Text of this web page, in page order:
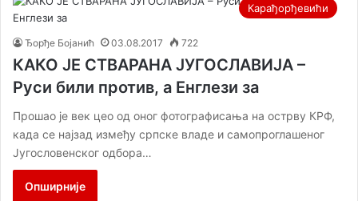
Карађорђевићи
Ђорђе Бојанић 03.08.2017 722
КАКО ЈЕ СТВАРАНА ЈУГОСЛАВИЈА –
Руси били против, а Енглези за
Прошао је век цео од оног фотографисања на острву КРФ,
када се најзад између српске владе и самопроглашеног
Југословенског одбора…
Опширније